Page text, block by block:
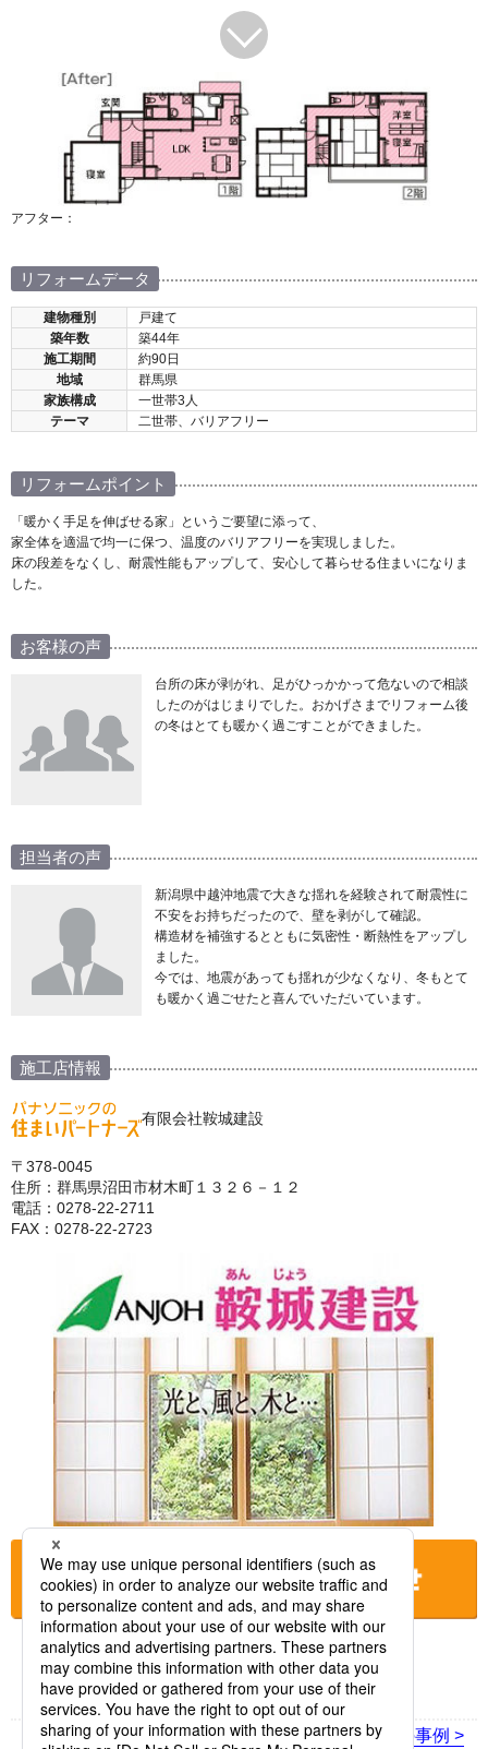
アフター：
リフォームデータ
建物種別
戸建て
築年数
築44年
施工期間
約90日
地域
群馬県
家族構成
一世帯3人
テーマ
二世帯、バリアフリー
リフォームポイント
「暖かく手足を伸ばせる家」というご要望に添って、
家全体を適温で均一に保つ、温度のバリアフリーを実現しました。
床の段差をなくし、耐震性能もアップして、安心して暮らせる住まいになりま
した。
お客様の声
台所の床が剥がれ、足がひっかかって危ないので相談
したのがはじまりでした。おかげさまでリフォーム後
の冬はとても暖かく過ごすことができました。
担当者の声
新潟県中越沖地震で大きな揺れを経験されて耐震性に
不安をお持ちだったので、壁を剥がして確認。
構造材を補強するとともに気密性・断熱性をアップし
ました。
今では、地震があっても揺れが少なくなり、冬もとて
も暖かく過ごせたと喜んでいただいています。
施工店情報
有限会社鞍城建設
〒378-0045
住所：群馬県沼田市材木町１３２６－１２
電話：0278-22-2711
FAX：0278-22-2723
お店に電話をする
< 前の事例 次の事例 >